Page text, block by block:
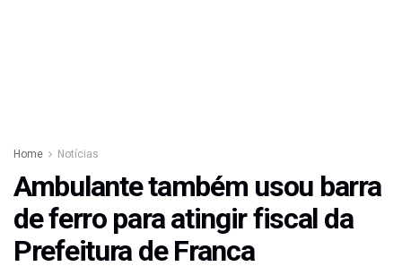
Home Notícias
Ambulante também usou barra
de ferro para atingir fiscal da
Prefeitura de Franca